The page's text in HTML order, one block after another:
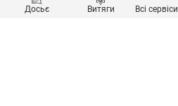
Досьє Витяги Всі сервіси